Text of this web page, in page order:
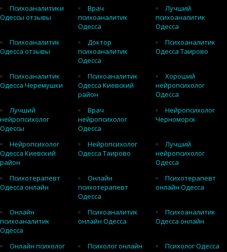
Психоаналитики
Одессы отзывы
Врач
психоаналитик
Одесса
Лучший
психоаналитик
Одесса
Психоаналитик
Одесса отзывы
Доктор
психоаналитик
Одесса
Психоаналитик
Одесса Таирово
Психоаналитик
Одесса Черемушки
Психоаналитик
Одесса Киевский
район
Хороший
нейропсихолог
Одесса
Лучший
нейропсихолог
Одессы
Врач
нейропсихолог
Одесса
Нейропсихолог
Черноморск
Нейропсихолог
Одесса Киевский
район
Нейропсихолог
Одесса Таирово
Лучший
нейропсихолог
Одесса
Психотерапевт
Одесса онлайн
Онлайн
психотерапевт
Одесса
Психотерапевт
онлайн Одесса
Онлайн
психоаналитик
Одесса
Психоаналитик
онлайн Одесса
Психоаналитик
Одесса онлайн
Онлайн психолог
Психолог онлайн
Психолог Одесса